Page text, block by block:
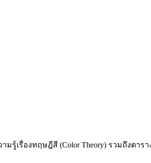
รู้เรื่องทฤษฎีสี (Color Theory) รวมถึงตารา